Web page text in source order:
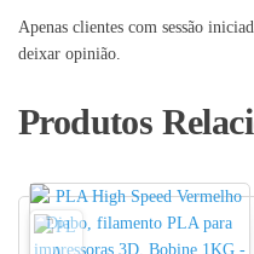
Apenas clientes com sessão
deixar opinião.
Produtos